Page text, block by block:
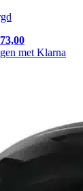
met Klarna